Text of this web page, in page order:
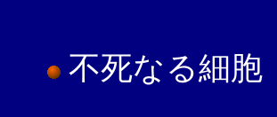
不死なる細胞